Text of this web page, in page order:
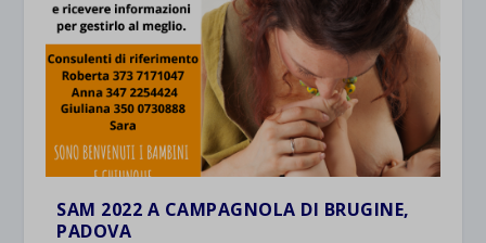
SAM 2022 A CAMPAGNOLA DI BRUGINE,
PADOVA